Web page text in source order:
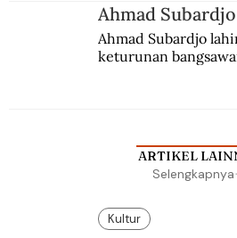
Ahmad
Ahmad Subardjo
keturunan
ARTIKEL
Selengkapnya
Kultur